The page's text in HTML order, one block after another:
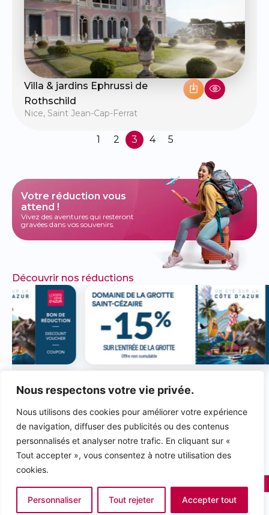
Nous respectons votre vie privée.
Nous utilisons des cookies pour améliorer votre expérience
de navigation, diffuser des publicités ou des contenus
personnalisés et analyser notre trafic. En cliquant sur «
Tout accepter », vous consentez à notre utilisation des
cookies.
Personnaliser Tout rejeter Accepter tout
Villa & jardins Ephrussi de
Rothschild
Nice, Saint Jean-Cap-Ferrat
1 2 3 4 5
Votre réduction vous
attend !
Vivez des aventures qui resteront
gravées dans vos souvenirs.
Découvrir nos réductions
N'HÉSITEZ PAS À
METTRE
UN AVIS & À
LIKER NOS PAGES